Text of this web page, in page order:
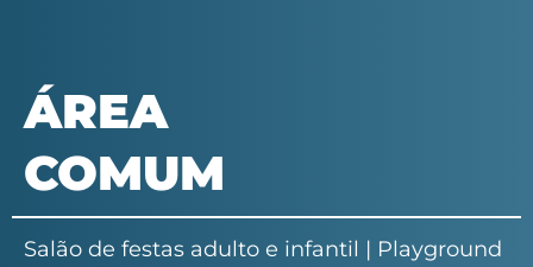
ÁREA
COMUM
Salão de festas adulto e infantil | Playground